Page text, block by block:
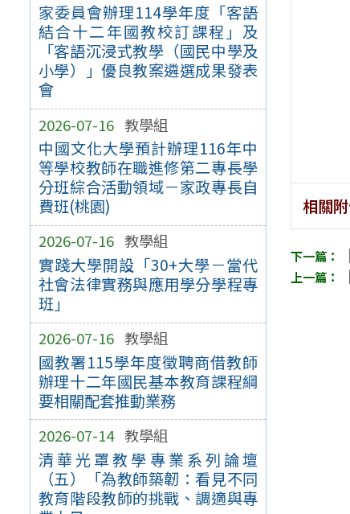
家委員會辦理114學年度「客語
結合十二年國教校訂課程」及
「客語沉浸式教學（國民中學及
小學）」優良教案遴選成果發表
會
2026-07-16 教學組
中國文化大學預計辦理116年中
等學校教師在職進修第二專長學
分班綜合活動領域－家政專長自
費班(桃園)
2026-07-16 教學組
實踐大學開設「30+大學－當代
社會法律實務與應用學分學程專
班」
2026-07-16 教學組
國教署115學年度徵聘商借教師
辦理十二年國民基本教育課程綱
要相關配套推動業務
2026-07-14 教學組
清華光罩教學專業系列論壇
（五）「為教師築韌：看見不同
教育階段教師的挑戰、調適與專
相關